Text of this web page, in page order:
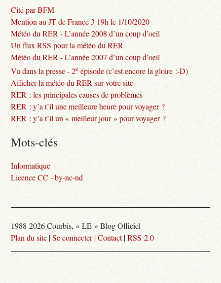
Cité par BFM
Mention au JT de France 3 19h le 1/10/2020
Météo du RER - L’année 2008 d’un coup d’oeil
Un flux RSS pour la météo du RER
Météo du RER - L’année 2007 d’un coup d’oeil
Vu dans la presse - 2e épisode (c’est encore la gloire :-D)
Afficher la météo du RER sur votre site
RER : les principales causes de problèmes
RER : y’a t’il une meilleure heure pour voyager ?
RER : y’a t’il un « meilleur jour » pour voyager ?
Mots-clés
Informatique
Licence CC - by-nc-nd
1988-2026 Courbis, « LE » Blog Officiel
Plan du site |Se connecter|Contact|RSS 2.0